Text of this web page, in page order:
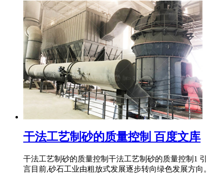
干法工艺制砂的质量控制 百度文库
干法工艺制砂的质量控制干法工艺制砂的质量控制1 引
言目前,砂石工业由粗放式发展逐步转向绿色发展方向。